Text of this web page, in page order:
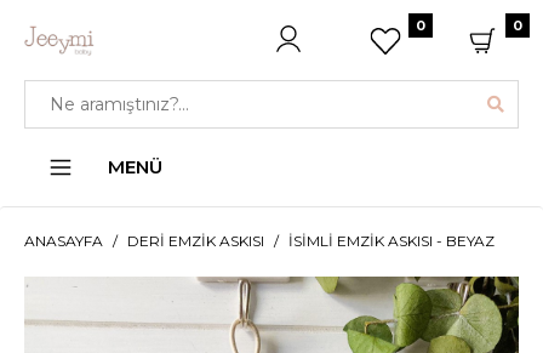
0 0
MENÜ
ANASAYFA DERI EMZIK ASKISI İSIMLI EMZIK ASKISI - BEYAZ